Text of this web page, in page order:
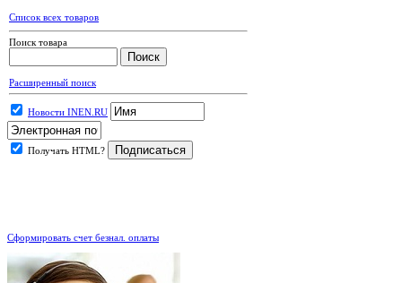
Список всех товаров
Поиск товара
Расширенный поиск
Новости INEN.RU
Получать HTML?
Сформировать счет безнал. оплаты